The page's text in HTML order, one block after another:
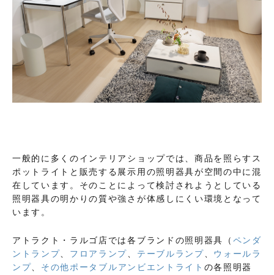
一般的に多くのインテリアショップでは、商品を照らすス
ポットライトと販売する展示用の照明器具が空間の中に混
在しています。そのことによって検討されようとしている
照明器具の明かりの質や強さが体感しにくい環境となって
います。
アトラクト・ラルゴ店では各ブランドの照明器具（ ペンダ
ントランプ、 フロアランプ、 テーブルランプ、 ウォールラ
ンプ、 その他ポータブルアンビエントライト の各照明器